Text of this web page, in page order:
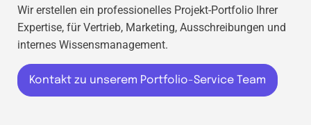
Wir erstellen ein professionelles Projekt‑Portfolio Ihrer
Expertise, für Vertrieb, Marketing, Ausschreibungen und
internes Wissensmanagement.
Kontakt zu unserem Portfolio-Service Team